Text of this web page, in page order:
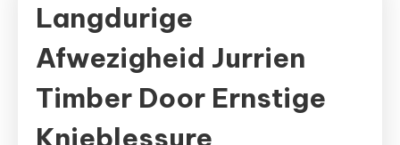
Langdurige
Afwezigheid Jurrien
Timber Door Ernstige
Knieblessure